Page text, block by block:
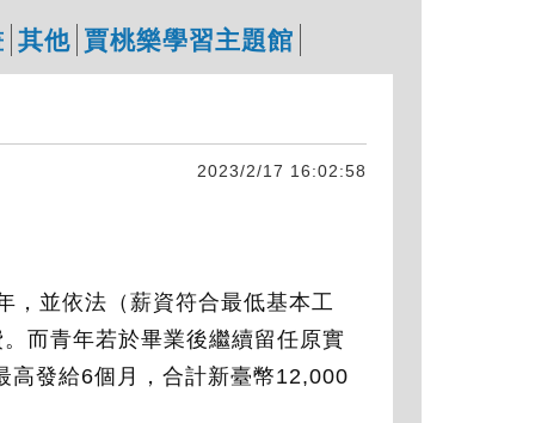
其他 賈桃樂學習主題館
2023/2/17 16:02:58
，並依法（薪資符合最低基本工
而青年若於畢業後繼續留任原實
高發給6個月，合計新臺幣12,000